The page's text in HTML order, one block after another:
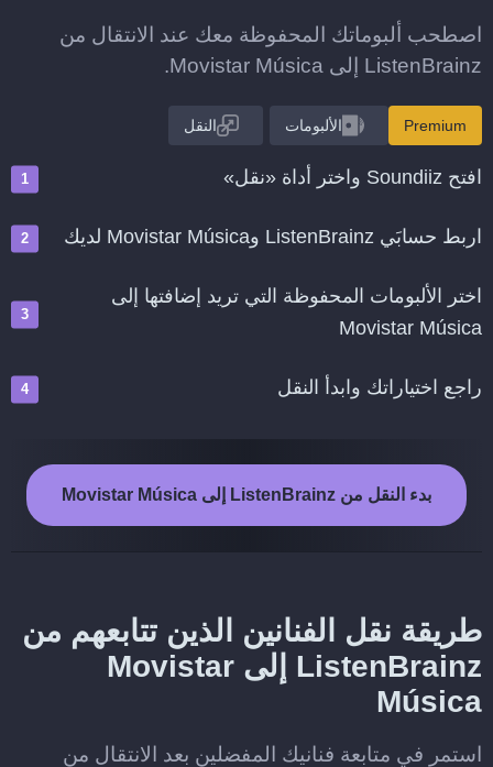
اصطحب ألبوماتك المحفوظة معك عند الانتقال من
ListenBrainz إلى Movistar Música.
Premium الألبومات النقل
افتح Soundiiz واختر أداة «نقل»
اربط حسابَي ListenBrainz وMovistar Música لديك
اختر الألبومات المحفوظة التي تريد إضافتها إلى
Movistar Música
راجع اختياراتك وابدأ النقل
بدء النقل من ListenBrainz إلى Movistar Música
طريقة نقل الفنانين الذين تتابعهم من
ListenBrainz إلى Movistar
Música
استمر في متابعة فنانيك المفضلين بعد الانتقال من